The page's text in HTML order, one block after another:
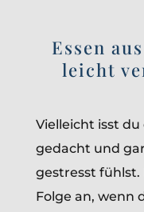
Essen
leicht
Vielleicht isst
gedacht und
gestresst fühlst.
Folge an, wenn